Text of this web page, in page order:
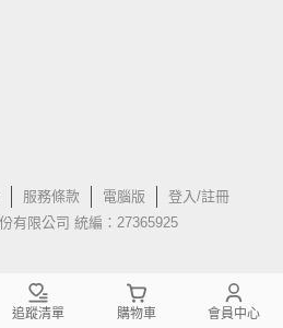
服務條款 電腦版
登入/註冊
有限公司 統編：27365925
追蹤清單 購物車 會員中心